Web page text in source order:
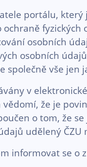
portálu, který
osobních
osobních
vše jen
v
že je
o tom, že
udělený
se o